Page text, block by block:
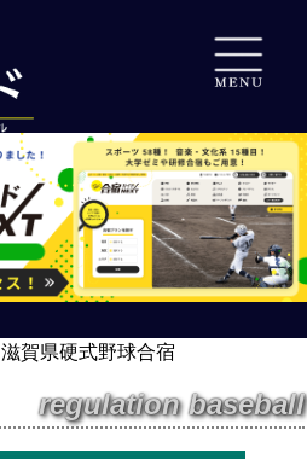
滋賀県硬式野球合宿
regulation baseball